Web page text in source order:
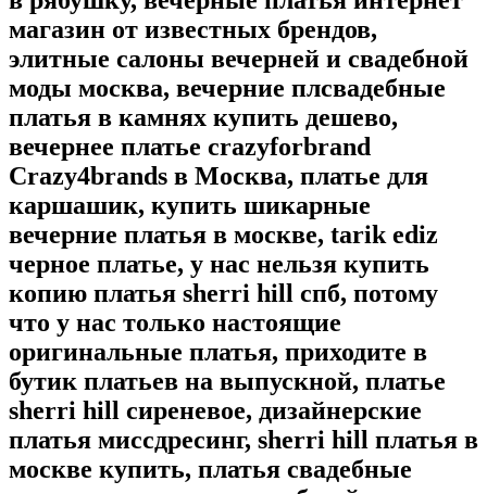
магазин от известных брендов,
элитные салоны вечерней и свадебной
моды москва, вечерние плсвадебные
платья в камнях купить дешево,
вечернее платье crazyforbrand
Crazy4brands в Москва, платье для
каршашик, купить шикарные
вечерние платья в москве, tarik ediz
черное платье, у нас нельзя купить
копию платья sherri hill спб, потому
что у нас только настоящие
оригинальные платья, приходите в
бутик платьев на выпускной, платье
sherri hill сиреневое, дизайнерские
платья миссдресинг, sherri hill платья в
москве купить, платья свадебные